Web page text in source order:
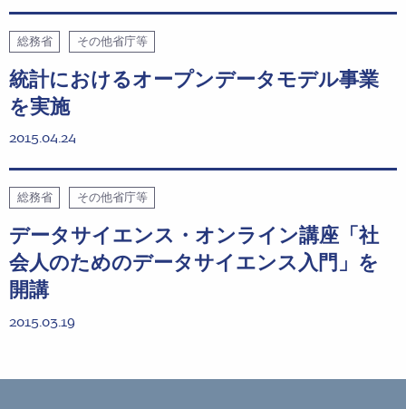
総務省 その他省庁等
統計におけるオープンデータモデル事業
を実施
2015.04.24
総務省 その他省庁等
データサイエンス・オンライン講座「社
会人のためのデータサイエンス入門」を
開講
2015.03.19